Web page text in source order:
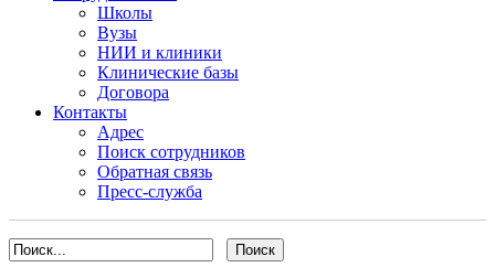
Школы
Вузы
НИИ и клиники
Клинические базы
Договора
Контакты
Адрес
Поиск сотрудников
Обратная связь
Пресс-служба